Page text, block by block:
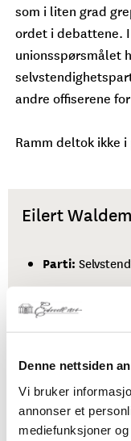
Denne nettsiden
Vi bruker
annonser et
mediefunksjoner
som i liten grad
ordet i debattene. I
unionsspørsmålet
andre offiserene
Ramm deltok ikke
Eilert
Parti:
Alder i 1814:45
Valgdistrikt: